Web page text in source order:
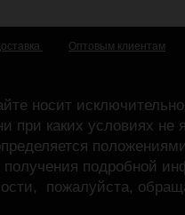
Оптовым клиентам
носит исключительно
при каких условиях не
получения подробной
пожалуйста,